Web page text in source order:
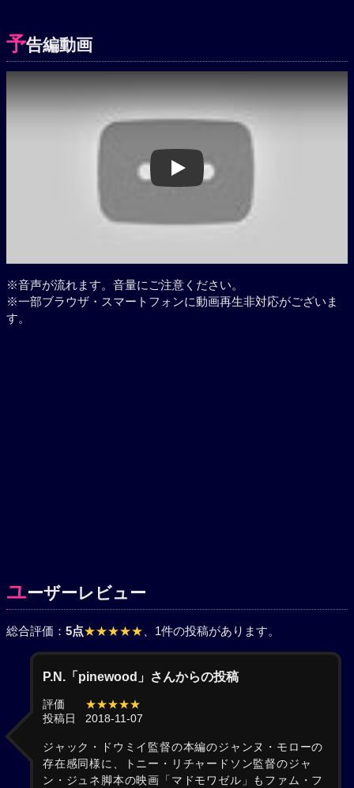
予告編動画
Play
※音声が流れます。音量にご注意ください。
※一部ブラウザ・スマートフォンに動画再生非対応がございま
す。
ユーザーレビュー
総合評価： 5点★★★★★ 、1件の投稿があります。
P.N.「pinewood」さんからの投稿
評価
★★★★★
投稿日
2018-11-07
ジャック・ドウミイ監督の本編のジャンヌ・モローの
存在感同様に、トニー・リチャードソン監督のジャ
ン・ジュネ脚本の映画「マドモワゼル」もファム・フ